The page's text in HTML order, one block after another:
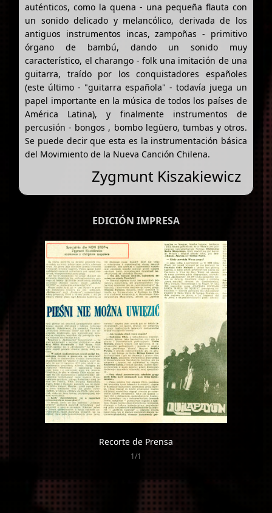
auténticos, como la quena - una pequeña flauta con
un sonido delicado y melancólico, derivada de los
antiguos instrumentos incas, zampoñas - primitivo
órgano de bambú, dando un sonido muy
característico, el charango - folk una imitación de una
guitarra, traído por los conquistadores españoles
(este último - "guitarra española" - todavía juega un
papel importante en la música de todos los países de
América Latina), y finalmente instrumentos de
percusión - bongos , bombo legüero, tumbas y otros.
Se puede decir que esta es la instrumentación básica
del Movimiento de la Nueva Canción Chilena.
Zygmunt Kiszakiewicz
EDICIÓN IMPRESA
Recorte de Prensa
1/1